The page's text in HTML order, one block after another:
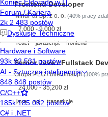
Frontend Developer
MindPal Sp. z o. o. (40% pracy
7,000 - 9,000 zł
react javascript frontend
Senior Java / Fullstack
Grupa PLG / biletomat.pl (100%
24,000 - 35,200 zł
java sql transakcje